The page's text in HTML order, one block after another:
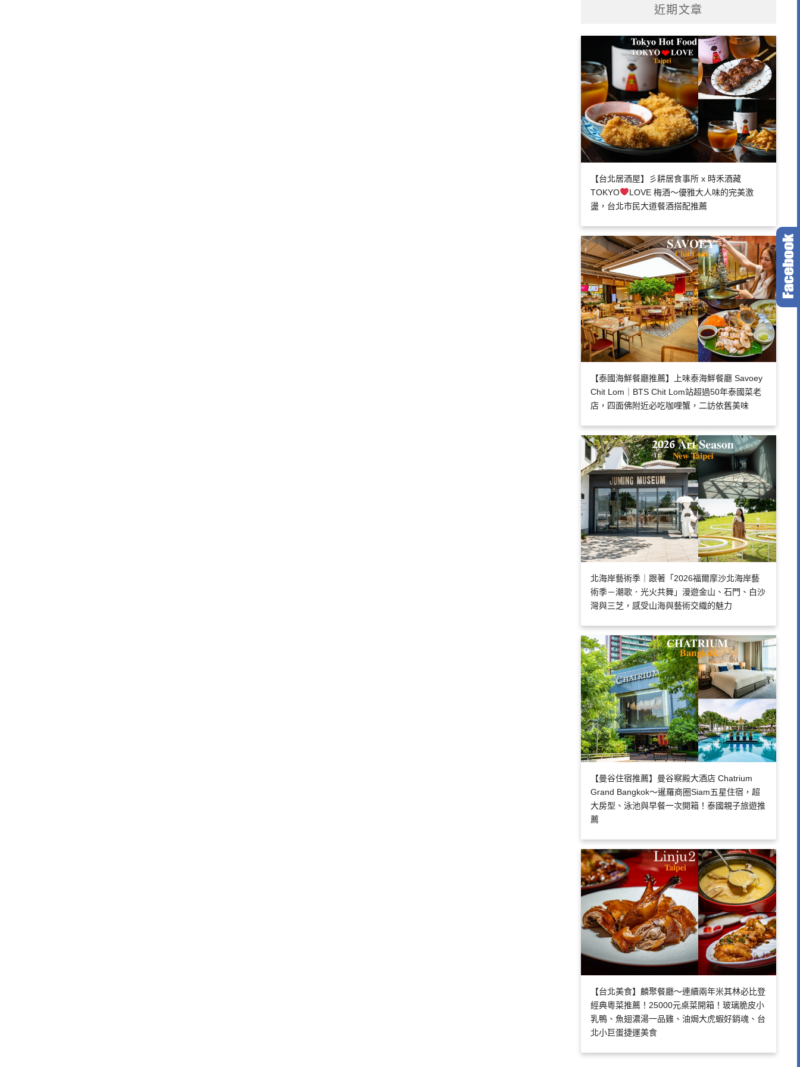
近期文章
【台北居酒屋】彡耕居食事所 x 時禾酒藏
TOKYO
LOVE 梅酒～優雅大人味的完美激
盪，台北市民大道餐酒搭配推薦
【泰國海鮮餐廳推薦】上味泰海鮮餐廳 Savoey
Chit Lom｜BTS Chit Lom站超過50年泰國菜老
店，四面佛附近必吃咖哩蟹，二訪依舊美味
北海岸藝術季｜跟著「2026福爾摩沙北海岸藝
術季－潮歌．光火共舞」漫遊金山、石門、白沙
灣與三芝，感受山海與藝術交織的魅力
【曼谷住宿推薦】曼谷察殿大酒店 Chatrium
Grand Bangkok～暹羅商圈Siam五星住宿，超
大房型、泳池與早餐一次開箱！泰國親子旅遊推
薦
【台北美食】麟聚餐廳～連續兩年米其林必比登
經典粵菜推薦！25000元桌菜開箱！玻璃脆皮小
乳鴨、魚翅濃湯一品雞、油焗大虎蝦好銷魂、台
北小巨蛋捷運美食